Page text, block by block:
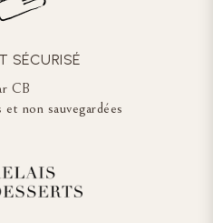
SÉCURISÉ
CB
non sauvegardées